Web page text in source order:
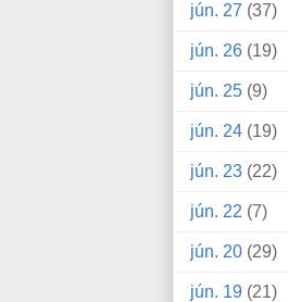
jún. 27 (37)
jún. 26 (19)
jún. 25 (9)
jún. 24 (19)
jún. 23 (22)
jún. 22 (7)
jún. 20 (29)
jún. 19 (21)